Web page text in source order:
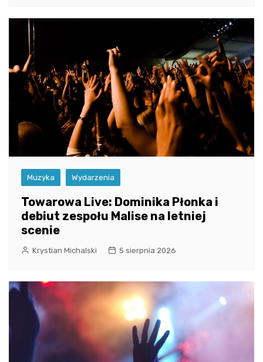
Muzyka Wydarzenia
Towarowa Live: Dominika Płonka i
debiut zespołu Malise na letniej
scenie
Krystian Michalski 5 sierpnia 2026